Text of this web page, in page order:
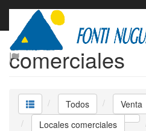
Venta Locales
comerciales
Todos
Venta
Locales comerciales